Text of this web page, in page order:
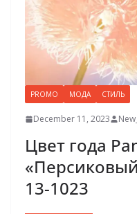
PROMO МОДА СТИЛЬ
December 11, 2023
Цвет года
13-1023